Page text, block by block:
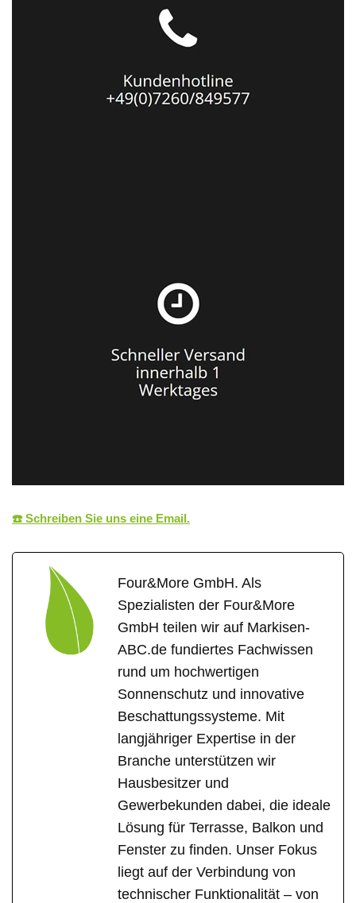
☎️ Schreiben Sie uns eine Email.
Four&More GmbH. Als
Spezialisten der Four&More
GmbH teilen wir auf Markisen-
ABC.de fundiertes Fachwissen
rund um hochwertigen
Sonnenschutz und innovative
Beschattungssysteme. Mit
langjähriger Expertise in der
Branche unterstützen wir
Hausbesitzer und
Gewerbekunden dabei, die ideale
Lösung für Terrasse, Balkon und
Fenster zu finden. Unser Fokus
liegt auf der Verbindung von
technischer Funktionalität – von